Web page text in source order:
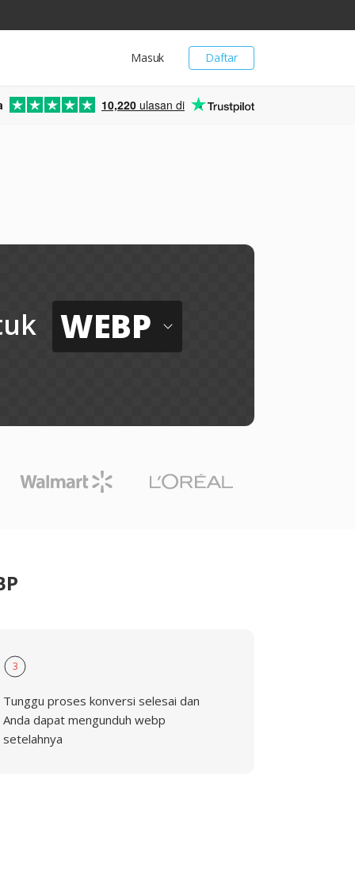
Daftar
Masuk
10,220 ulasan di
WEBP
3
Tunggu proses konversi selesai dan
Anda dapat mengunduh webp
setelahnya